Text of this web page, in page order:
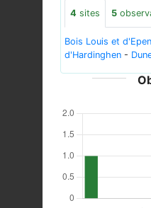
4 sites 5
Bois Louis et
d'Hardinghen -